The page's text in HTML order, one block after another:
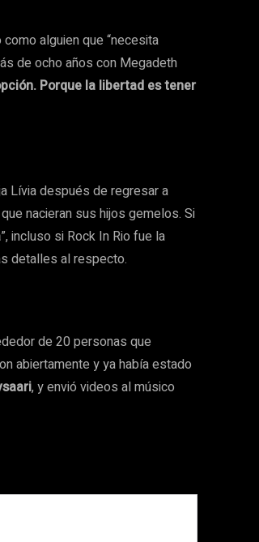
alguien que “necesita
de ocho años con Megadeth
Porque la libertad es tener
Lívia después de regresar a
nacieran sus hijos gemelos. Si
”, incluso si Rock In Rio fue la
detalles al respecto.
de 20 personas que
abiertamente y ya había estado
, y envió videos al músico